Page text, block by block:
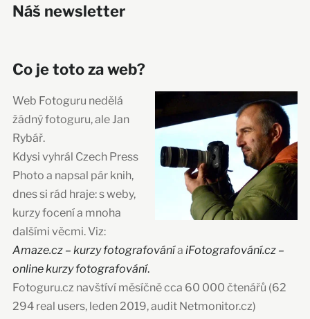
Náš newsletter
Co je toto za web?
Web Fotoguru nedělá
žádný fotoguru, ale Jan
Rybář.
Kdysi vyhrál Czech Press
Photo a napsal pár knih,
dnes si rád hraje: s weby,
kurzy focení a mnoha
dalšími věcmi. Viz:
Amaze.cz – kurzy fotografovánía iFotografování.cz –
online kurzy fotografování.
Fotoguru.cz navštíví měsíčně cca 60 000 čtenářů (62
294 real users, leden 2019, audit Netmonitor.cz)